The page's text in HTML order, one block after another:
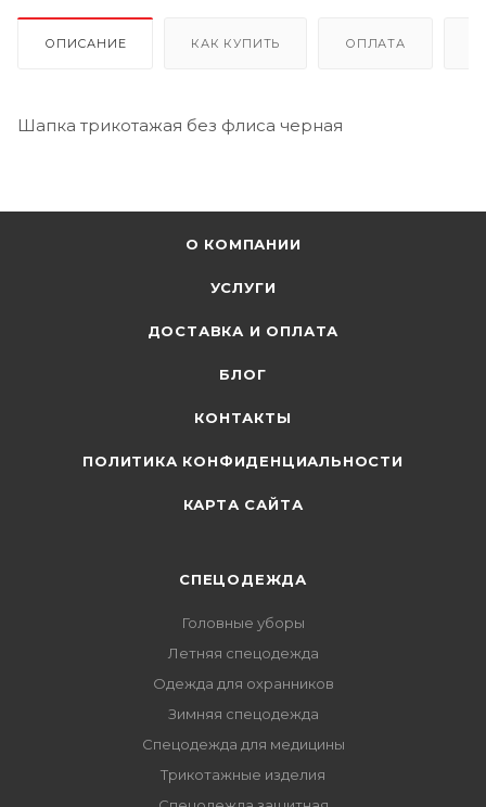
ОПИСАНИЕ КАК КУПИТЬ ОПЛАТА
Шапка трикотажая без флиса черная
О КОМПАНИИ
УСЛУГИ
ДОСТАВКА И ОПЛАТА
БЛОГ
КОНТАКТЫ
ПОЛИТИКА КОНФИДЕНЦИАЛЬНОСТИ
КАРТА САЙТА
СПЕЦОДЕЖДА
Головные уборы
Летняя спецодежда
Одежда для охранников
Зимняя спецодежда
Спецодежда для медицины
Трикотажные изделия